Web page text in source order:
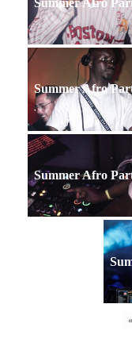
Summer Afro
Summer Afro
«